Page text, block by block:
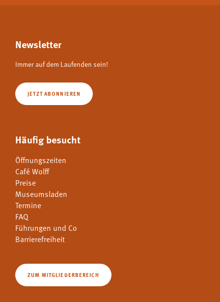
Newsletter
Immer auf dem Laufenden sein!
JETZT ABONNIEREN
Häufig besucht
Öffnungszeiten
Café Wolff
Preise
Museumsladen
Termine
FAQ
Führungen und Co
Barrierefreiheit
ZUM MITGLIEDERBEREICH